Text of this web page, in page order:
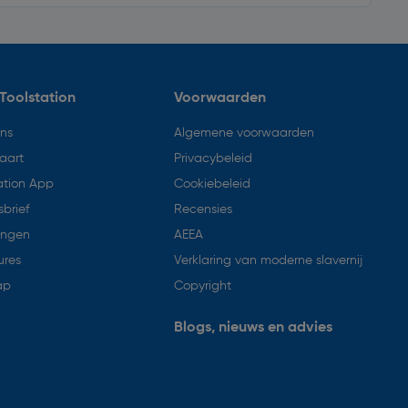
App
Voorwaarden
Algemene voorwaarden
Privacybeleid
Cookiebeleid
Recensies
AEEA
Verklaring van moderne slavernij
Copyright
Blogs, nieuws en advies